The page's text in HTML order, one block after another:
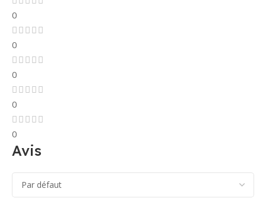
0
0
0
0
0
Avis